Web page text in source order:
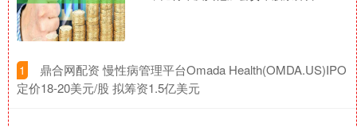
1
​鼎合网配资 慢性病管理平台Omada Health(OMDA.US)IPO
定价18-20美元/股 拟筹资1.5亿美元